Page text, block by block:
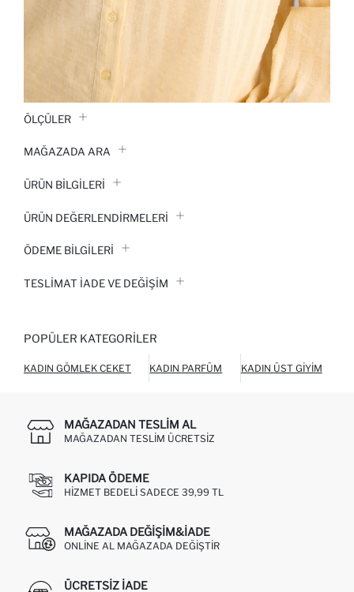
ÖLÇÜLER
MAĞAZADA ARA
ÜRÜN BILGILERI
ÜRÜN DEĞERLENDİRMELERİ
ÖDEME BİLGİLERİ
TESLIMAT İADE VE DEĞIŞIM
POPÜLER KATEGORILER
KADIN GÖMLEK CEKET KADIN PARFÜM KADIN ÜST GIYIM
MAĞAZADAN TESLIM AL
MAĞAZADAN TESLIM ÜCRETSIZ
KAPIDA ÖDEME
HIZMET BEDELI SADECE 39,99 TL
MAĞAZADA DEĞIŞIM&İADE
ONLINE AL MAĞAZADA DEĞIŞTIR
ÜCRETSIZ IADE